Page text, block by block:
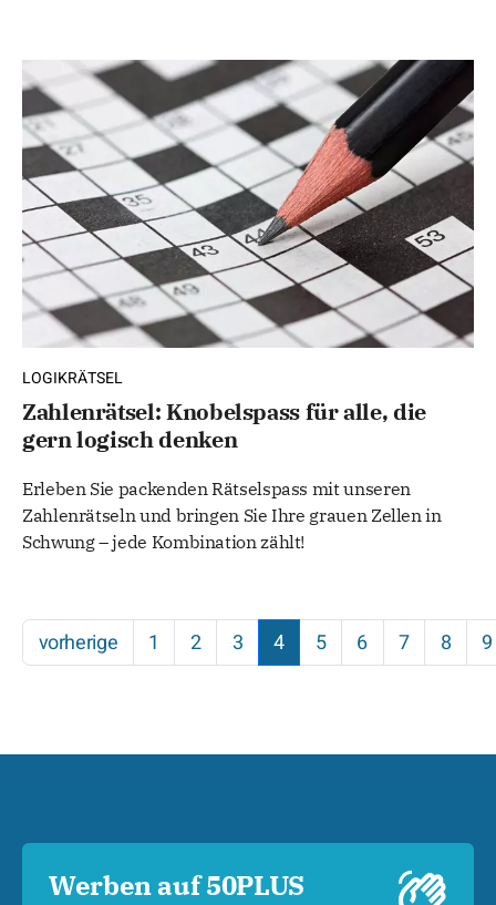
LOGIKRÄTSEL
Zahlenrätsel: Knobelspass für alle, die
gern logisch denken
Erleben Sie packenden Rätselspass mit unseren
Zahlenrätseln und bringen Sie Ihre grauen Zellen in
Schwung – jede Kombination zählt!
vorherige 1 2 3 4 5 6 7 8 9
Werben auf 50PLUS